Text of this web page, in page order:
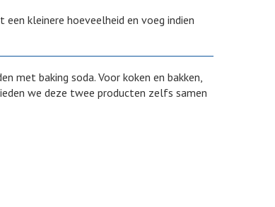
kleinere hoeveelheid en voeg indien
met baking soda. Voor koken en bakken,
we deze twee producten zelfs samen